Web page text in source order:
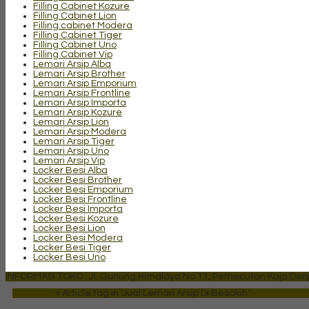
Filling Cabinet Kozure
Filling Cabinet Lion
Filling cabinet Modera
Filling Cabinet Tiger
Filling Cabinet Uno
Filling Cabinet Vip
Lemari Arsip Alba
Lemari Arsip Brother
Lemari Arsip Emporium
Lemari Arsip Frontline
Lemari Arsip Importa
Lemari Arsip Kozure
Lemari Arsip Lion
Lemari Arsip Modera
Lemari Arsip Tiger
Lemari Arsip Uno
Lemari Arsip Vip
Locker Besi Alba
Locker Besi Brother
Locker Besi Emporium
Locker Besi Frontline
Locker Besi Importa
Locker Besi Kozure
Locker Besi Lion
Locker Besi Modera
Locker Besi Tiger
Locker Besi Uno
INFORMASI TOKO : Jl. Gunung Himalaya No 11, Pemecutan Kaja
» Article tag in 'Jual Lemari Arsip Di Besakih'